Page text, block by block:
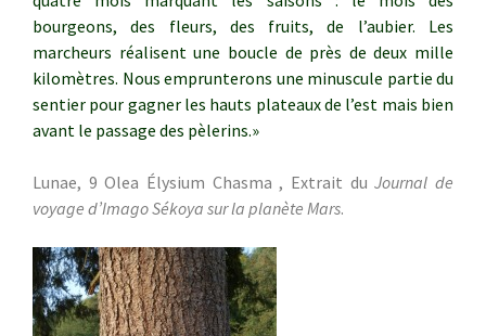
bourgeons, des fleurs, des fruits, de l’aubier. Les
marcheurs réalisent une boucle de près de deux mille
kilomètres. Nous emprunterons une minuscule partie du
sentier pour gagner les hauts plateaux de l’est mais bien
avant le passage des pèlerins.»
Lunae, 9 Olea Élysium Chasma , Extrait duJournal de
voyage d’Imago Sékoya sur la planète Mars.